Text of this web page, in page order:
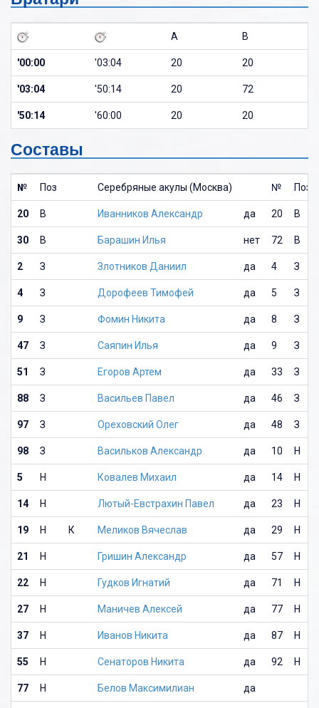
A B
'00:00 '03:04 20 20
'03:04 '50:14 20 72
'50:14 '60:00 20 20
Составы
№ Поз Серебряные акулы (Москва) № Поз
20 В Иванников Александр да 20 В
30 В Барашин Илья нет 72 В
2 З Злотников Даниил да 4 З
4 З Дорофеев Тимофей да 5 З
9 З Фомин Никита да 8 З
47 З Саяпин Илья да 9 З
51 З Егоров Артем да 33 З
88 З Васильев Павел да 46 З
97 З Ореховский Олег да 48 З
98 З Васильков Александр да 10 Н
5 Н Ковалев Михаил да 14 Н
14 Н Лютый-Евстрахин Павел да 23 Н
19 Н К Меликов Вячеслав да 29 Н
21 Н Гришин Александр да 57 Н
22 Н Гудков Игнатий да 71 Н
27 Н Маничев Алексей да 77 Н
37 Н Иванов Никита да 87 Н
55 Н Сенаторов Никита да 92 Н
77 Н Белов Максимилиан да